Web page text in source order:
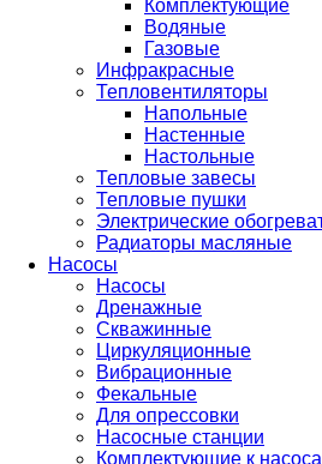
Комплектующие
Водяные
Газовые
Инфракрасные
Тепловентиляторы
Напольные
Настенные
Настольные
Тепловые завесы
Тепловые пушки
Электрические
Радиаторы масляные
Насосы
Насосы
Дренажные
Скважинные
Циркуляционные
Вибрационные
Фекальные
Для опрессовки
Насосные станции
Комплектующие к